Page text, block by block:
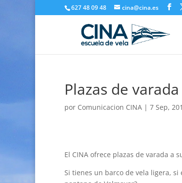
627 48 09 48 cina@cina.es
Plazas de
por Comunicacion CINA | 7 Sep,
El CINA ofrece plazas de varada a
Si tienes un barco de vela ligera,